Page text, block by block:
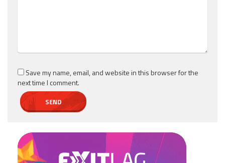
Save my name, email, and website in this browser for the
next time I comment.